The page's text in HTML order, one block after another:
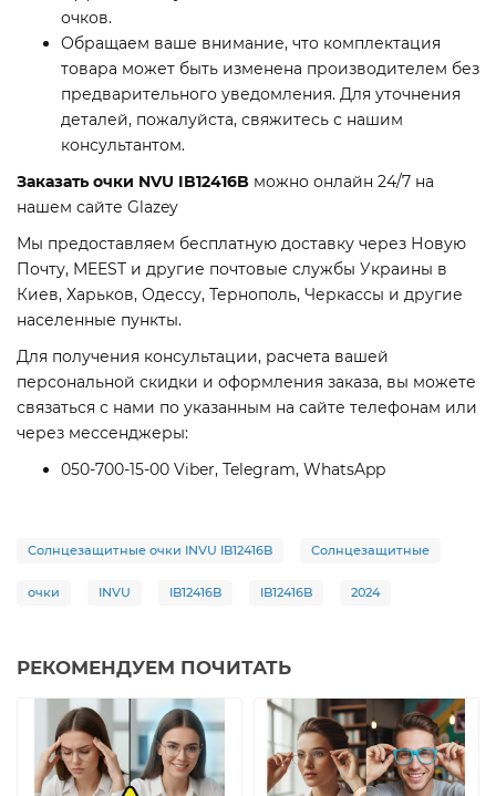
очков.
Обращаем ваше внимание, что комплектация
товара может быть изменена производителем без
предварительного уведомления. Для уточнения
деталей, пожалуйста, свяжитесь с нашим
консультантом.
Заказать очки NVU IB12416B можно онлайн 24/7 на
нашем сайте Glazey
Мы предоставляем бесплатную доставку через Новую
Почту, MEEST и другие почтовые службы Украины в
Киев, Харьков, Одессу, Тернополь, Черкассы и другие
населенные пункты.
Для получения консультации, расчета вашей
персональной скидки и оформления заказа, вы можете
связаться с нами по указанным на сайте телефонам или
через мессенджеры:
050-700-15-00 Viber, Telegram, WhatsApp
Солнцезащитные очки INVU IB12416B Солнцезащитные
очки INVU IB12416B IB12416B 2024
РЕКОМЕНДУЕМ ПОЧИТАТЬ